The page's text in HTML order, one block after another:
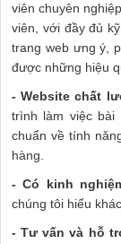
viên chuyên
viên, với đầy đủ
trang web ưng ý,
được những hiệu
- Website chất
trình làm việc bài
chuẩn về tính
hàng.
- Có kinh
chúng tôi hiểu
- Tư vấn và hỗ